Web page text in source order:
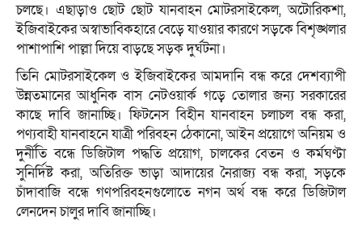
চলছে। এছাড়াও ছোট ছোট যানবাহন মোটরসাইকেল, অটোরিকশা,
ইজিবাইকের অস্বাভাবিকহারে বেড়ে যাওয়ার কারণে সড়কে বিশৃঙ্খলার
পাশাপাশি পাল্লা দিয়ে বাড়ছে সড়ক দুর্ঘটনা।
তিনি মোটরসাইকেল ও ইজিবাইকের আমদানি বন্ধ করে দেশব্যাপী
উন্নতমানের আধুনিক বাস নেটওয়ার্ক গড়ে তোলার জন্য সরকারের
কাছে দাবি জানাচ্ছি। ফিটনেস বিহীন যানবাহন চলাচল বন্ধ করা,
পণ্যবাহী যানবাহনে যাত্রী পরিবহন ঠেকানো, আইন প্রয়োগে অনিয়ম ও
দুর্নীতি বন্ধে ডিজিটাল পদ্ধতি প্রয়োগ, চালকের বেতন ও কর্মঘণ্টা
সুনির্দিষ্ট করা, অতিরিক্ত ভাড়া আদায়ের নৈরাজ্য বন্ধ করা, সড়কে
চাঁদাবাজি বন্ধে গণপরিবহনগুলোতে নগন অর্থ বন্ধ করে ডিজিটাল
লেনদেন চালুর দাবি জানাচ্ছি।